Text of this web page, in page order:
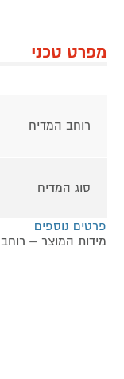
מפרט טכני
רוחב המדיח
סוג המדיח
פרטים נוספים
מידות המוצר – רוחב 44.8 ס״מ, עומק 55 ס״מ, גובה 81.5 ס״מ